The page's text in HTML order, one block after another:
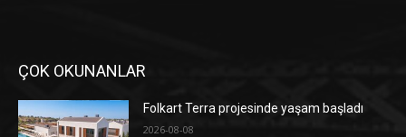
ÇOK OKUNANLAR
Folkart Terra projesinde yaşam başladı
2026-08-08